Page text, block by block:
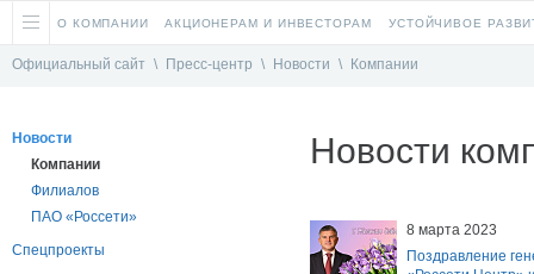
О КОМПАНИИ АКЦИОНЕРАМ И ИНВЕСТОРАМ УСТОЙЧИВОЕ
Официальный сайт \ Пресс-центр \ Новости \ Компании
Новости
Компании
Филиалов
ПАО «Россети»
Спецпроекты
Новости
8 марта 2023
Поздравление